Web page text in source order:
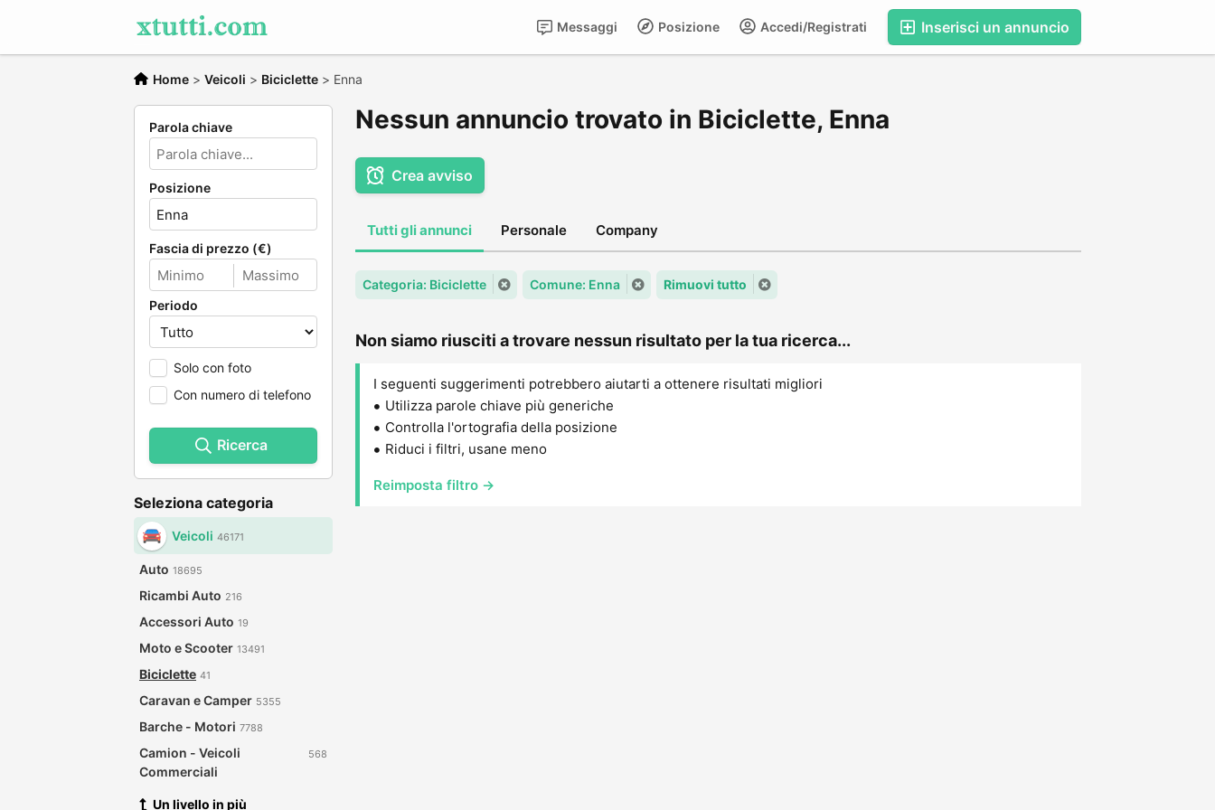
Inserisci un annuncio
Accedi/Registrati
Posizione
Messaggi
Home > Veicoli > Biciclette > Enna
Parola chiave
Posizione
Fascia di prezzo (€)
Periodo
Solo con foto
Con numero di telefono
Ricerca
Seleziona categoria
Veicoli 46171
Auto 18695
Ricambi Auto 216
Accessori Auto 19
Moto e Scooter 13491
Biciclette 41
Caravan e Camper 5355
Barche - Motori 7788
Camion - Veicoli
Commerciali
568
Un livello in più
Nessun annuncio trovato in Biciclette, Enna
Crea avviso
Tutti gli annunci Personale Company
Categoria: Biciclette Comune: Enna Rimuovi tutto
Non siamo riusciti a trovare nessun risultato per la tua ricerca...
I seguenti suggerimenti potrebbero aiutarti a ottenere risultati migliori
Utilizza parole chiave più generiche
Controlla l'ortografia della posizione
Riduci i filtri, usane meno
Reimposta filtro →